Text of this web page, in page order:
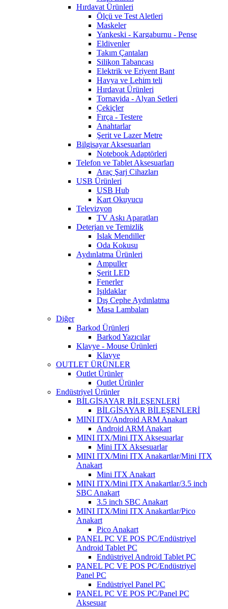
Hırdavat Ürünleri
Ölçü ve Test Aletleri
Maskeler
Yankeski - Kargaburnu - Pense
Eldivenler
Takım Çantaları
Silikon Tabancası
Elektrik ve Eriyent Bant
Havya ve Lehim teli
Hırdavat Ürünleri
Tornavida - Alyan Setleri
Çekiçler
Fırça - Testere
Anahtarlar
Şerit ve Lazer Metre
Bilgisayar Aksesuarları
Notebook Adaptörleri
Telefon ve Tablet Aksesuarları
Araç Şarj Cihazları
USB Ürünleri
USB Hub
Kart Okuyucu
Televizyon
TV Askı Aparatları
Deterjan ve Temizlik
Islak Mendiller
Oda Kokusu
Aydınlatma Ürünleri
Ampuller
Şerit LED
Fenerler
Işıldaklar
Dış Cephe Aydınlatma
Masa Lambaları
Diğer
Barkod Ürünleri
Barkod Yazıcılar
Klavye - Mouse Ürünleri
Klavye
OUTLET ÜRÜNLER
Outlet Ürünler
Outlet Ürünler
Endüstriyel Ürünler
BİLGİSAYAR BİLEŞENLERİ
BİLGİSAYAR BİLEŞENLERİ
MINI ITX/Android ARM Anakart
Android ARM Anakart
MINI ITX/Mini ITX Aksesuarlar
Mini ITX Aksesuarlar
MINI ITX/Mini ITX Anakartlar/Mini ITX
Anakart
Mini ITX Anakart
MINI ITX/Mini ITX Anakartlar/3.5 inch
SBC Anakart
3.5 inch SBC Anakart
MINI ITX/Mini ITX Anakartlar/Pico
Anakart
Pico Anakart
PANEL PC VE POS PC/Endüstriyel
Android Tablet PC
Endüstriyel Android Tablet PC
PANEL PC VE POS PC/Endüstriyel
Panel PC
Endüstriyel Panel PC
PANEL PC VE POS PC/Panel PC
Aksesuar